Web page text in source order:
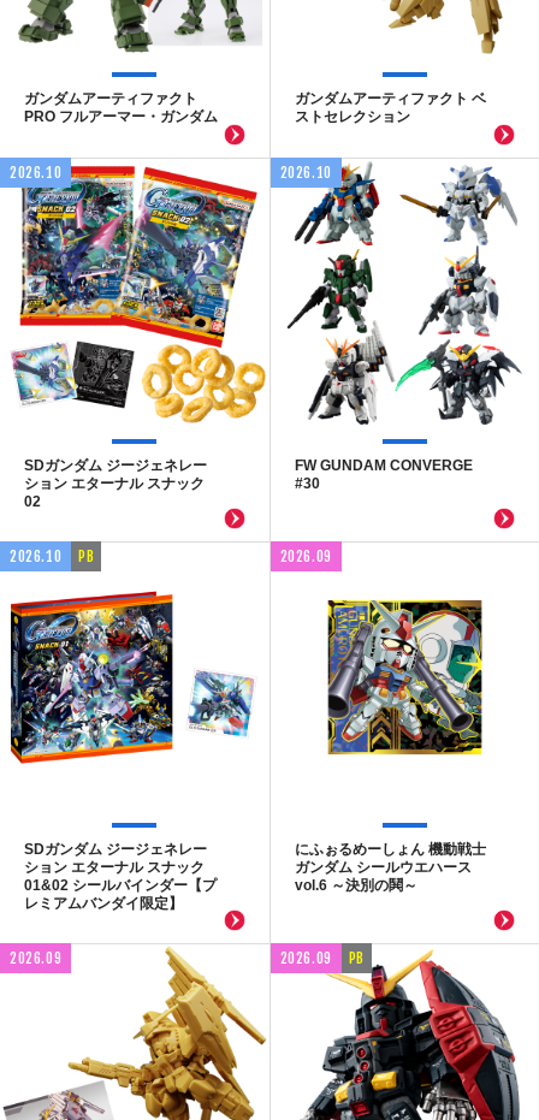
ガンダムアーティファクト
PRO フルアーマー・ガンダム
ガンダムアーティファクト ベ
ストセレクション
2026.10
SDガンダム ジージェネレー
ション エターナル スナック
02
2026.10
FW GUNDAM CONVERGE
#30
2026.10 PB
SDガンダム ジージェネレー
ション エターナル スナック
01&02 シールバインダー【プ
レミアムバンダイ限定】
2026.09
にふぉるめーしょん 機動戦士
ガンダム シールウエハース
vol.6 ～決別の鬨～
2026.09 2026.09 PB